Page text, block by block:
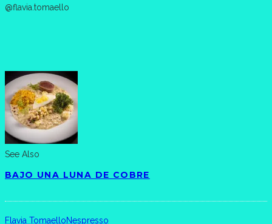
@flavia.tomaello
See Also
BAJO UNA LUNA DE COBRE
Flavia TomaelloNespresso